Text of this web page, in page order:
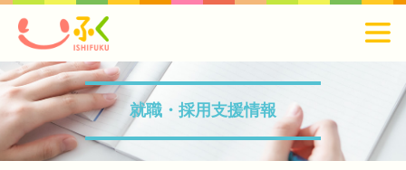
就職・採用支援情報